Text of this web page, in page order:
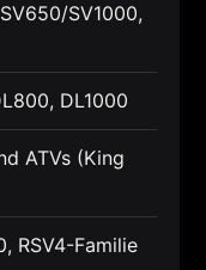
SV1000,
DL1000
ATVs (King
RSV4-Familie